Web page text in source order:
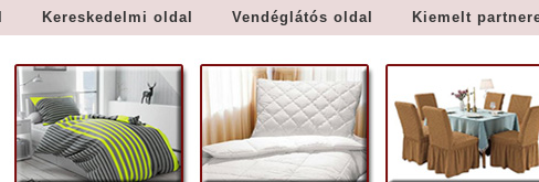
Kereskedelmi oldal Vendéglátós oldal Kiemelt